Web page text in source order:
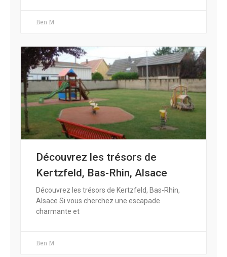
Ben M
Découvrez les trésors de
Kertzfeld, Bas-Rhin, Alsace
Découvrez les trésors de Kertzfeld, Bas-Rhin,
Alsace Si vous cherchez une escapade
charmante et
Ben M